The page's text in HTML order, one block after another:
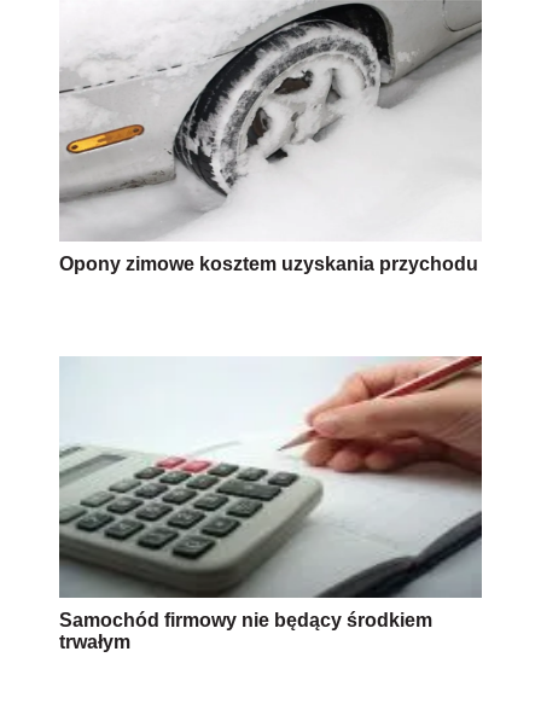
Opony zimowe kosztem uzyskania przychodu
Samochód firmowy nie będący środkiem
trwałym